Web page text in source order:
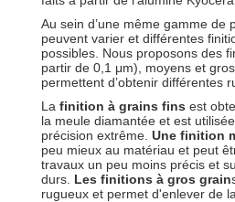
Au sein d’une même gamme de
peuvent varier et différentes
possibles. Nous proposons des
partir de 0,1 μm), moyens et
permettent d’obtenir différentes
La finition à grains fins est
la meule diamantée et est
précision extrême. Une finition
peu mieux au matériau et peut
travaux un peu moins précis et
durs. Les finitions à gros grain
rugueux et permet d'enlever de